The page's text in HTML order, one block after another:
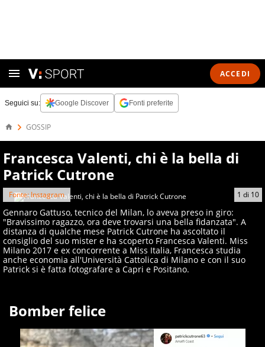
ACCEDI
Seguici su: Google Discover Fonti preferite
GOSSIP
Francesca Valenti, chi è la bella di
Patrick Cutrone
1 di 10
Fonte: Instagram
Gennaro Gattuso, tecnico del Milan, lo aveva preso in giro:
"Bravissimo ragazzo, ora deve trovarsi una bella fidanzata". A
distanza di qualche mese Patrick Cutrone ha ascoltato il
consiglio del suo mister e ha scoperto Francesca Valenti. Miss
Milano 2017 e ex concorrente a Miss Italia, Francesca studia
anche economia all'Università Cattolica di Milano e con il suo
Patrick si è fatta fotografare a Capri e Positano.
Bomber felice